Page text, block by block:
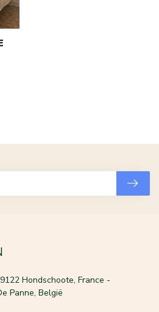
Hondschoote, France -
Panne, België